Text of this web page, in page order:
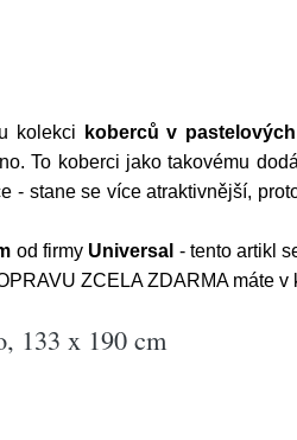
kolekci koberců v
To koberci jako takovému
stane se více atraktivnější,
od firmy Universal - tento artikl
ZCELA ZDARMA máte v
133 x 190 cm